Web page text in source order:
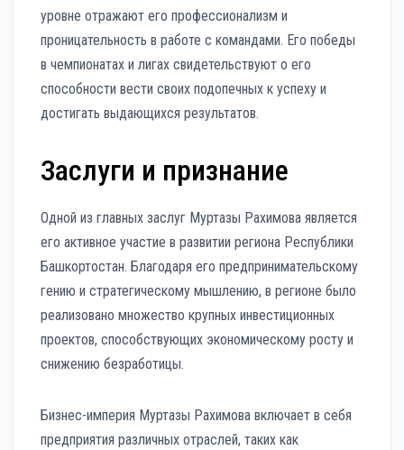
уровне отражают его профессионализм и
проницательность в работе с командами. Его победы
в чемпионатах и лигах свидетельствуют о его
способности вести своих подопечных к успеху и
достигать выдающихся результатов.
Заслуги и признание
Одной из главных заслуг Муртазы Рахимова является
его активное участие в развитии региона Республики
Башкортостан. Благодаря его предпринимательскому
гению и стратегическому мышлению, в регионе было
реализовано множество крупных инвестиционных
проектов, способствующих экономическому росту и
снижению безработицы.
Бизнес-империя Муртазы Рахимова включает в себя
предприятия различных отраслей, таких как